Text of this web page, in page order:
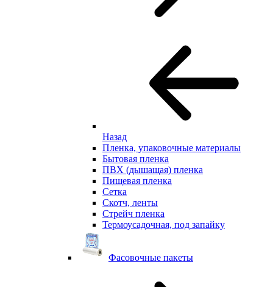
Назад
Пленка, упаковочные материалы
Бытовая пленка
ПВХ (дышащая) пленка
Пищевая пленка
Сетка
Скотч, ленты
Стрейч пленка
Термоусадочная, под запайку
Фасовочные пакеты